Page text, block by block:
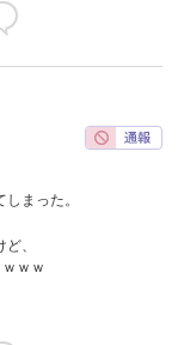
まった。
、
ｗｗ